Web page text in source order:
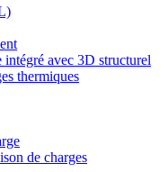
intégré avec 3D structurel
thermiques
de charges